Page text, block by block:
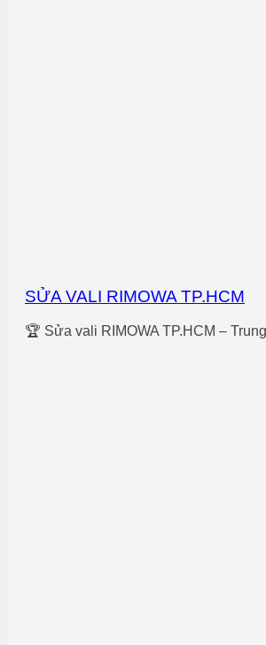
SỬA VALI RIMOWA TP.HCM
🏆 Sửa vali RIMOWA TP.HCM –